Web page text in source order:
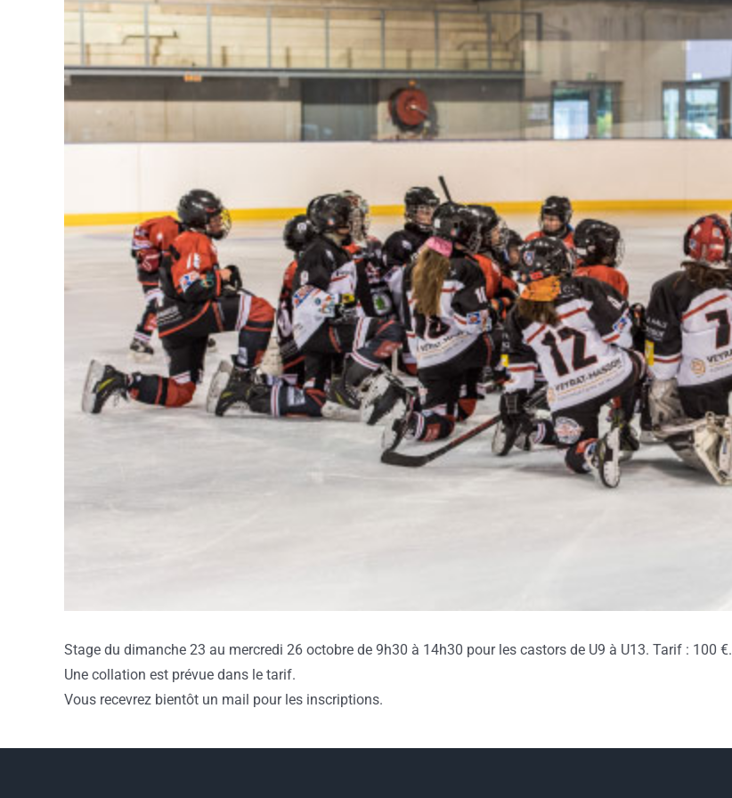
Stage du dimanche 23 au mercredi 26 octobre de 9h30 à 14h30 pour les castors de U9 à U13. Tarif : 100 €.
Une collation est prévue dans le tarif.
Vous recevrez bientôt un mail pour les inscriptions.